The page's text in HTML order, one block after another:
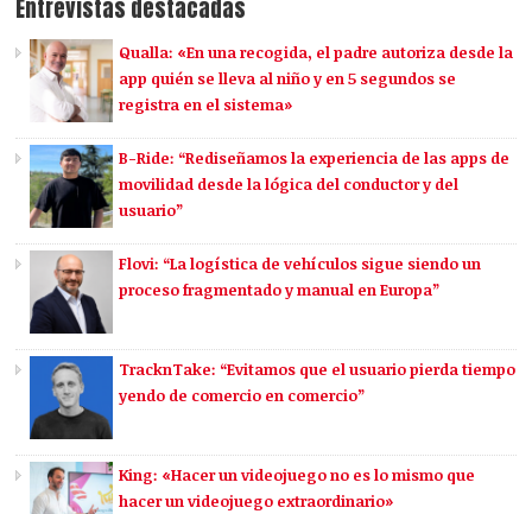
Entrevistas destacadas
Qualla: «En una recogida, el padre autoriza desde la
app quién se lleva al niño y en 5 segundos se
registra en el sistema»
B-Ride: “Rediseñamos la experiencia de las apps de
movilidad desde la lógica del conductor y del
usuario”
Flovi: “La logística de vehículos sigue siendo un
proceso fragmentado y manual en Europa”
TracknTake: “Evitamos que el usuario pierda tiempo
yendo de comercio en comercio”
King: «Hacer un videojuego no es lo mismo que
hacer un videojuego extraordinario»